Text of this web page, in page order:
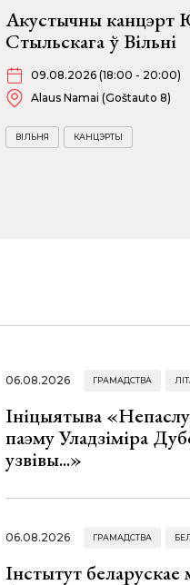
Акустычны
Стыльскага ў Вільні
09.08.2026 (18:00 - 20:00)
Alaus Namai (Goštauto 8)
ВІЛЬНЯ КАНЦЭРТЫ
06.08.2026 ГРАМАДСТВА
Ініцыятыва
паэму Уладзіміра
узвівы...»
06.08.2026 ГРАМАДСТВА
Інстытут